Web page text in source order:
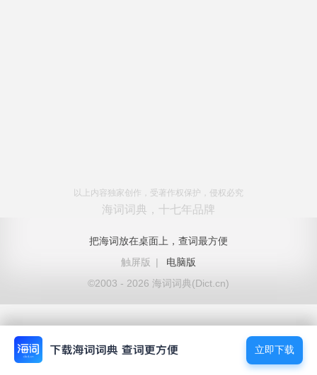
以上内容独家创作，受著作权保护，侵权必究
海词词典，十七年品牌
把海词放在桌面上，查词最方便
触屏版
|
电脑版
©2003 - 2026 海词词典(Dict.cn)
立即下载
立即下载